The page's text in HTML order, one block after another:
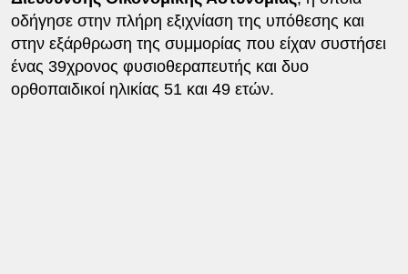
οδήγησε στην πλήρη εξιχνίαση της υπόθεσης και
στην εξάρθρωση της συμμορίας που είχαν συστήσει
ένας 39χρονος φυσιοθεραπευτής και δυο
ορθοπαιδικοί ηλικίας 51 και 49 ετών.